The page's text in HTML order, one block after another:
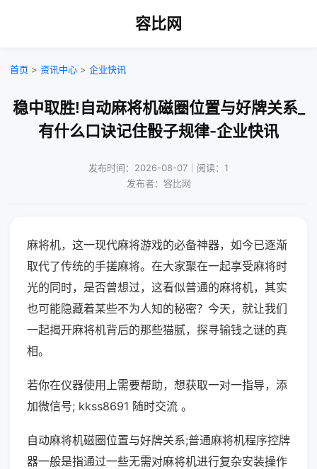
容比网
首页 > 资讯中心 > 企业快讯
稳中取胜!自动麻将机磁圈位置与好牌关系_
有什么口诀记住骰子规律-企业快讯
发布时间：2026-08-07｜阅读：1
发布者：容比网
麻将机，这一现代麻将游戏的必备神器，如今已逐渐
取代了传统的手搓麻将。在大家聚在一起享受麻将时
光的同时，是否曾想过，这看似普通的麻将机，其实
也可能隐藏着某些不为人知的秘密？今天，就让我们
一起揭开麻将机背后的那些猫腻，探寻输钱之谜的真
相。
若你在仪器使用上需要帮助，想获取一对一指导，添
加微信号; kkss8691 随时交流 。
自动麻将机磁圈位置与好牌关系;普通麻将机程序控牌
器一般是指通过一些无需对麻将机进行复杂安装操作